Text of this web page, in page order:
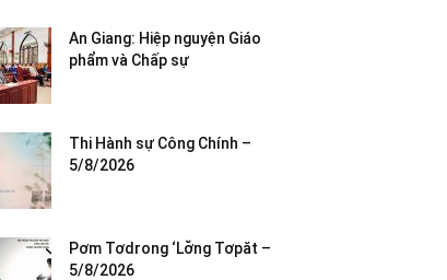
An Giang: Hiệp nguyện Giáo
phẩm và Chấp sự
Thi Hành sự Công Chính –
5/8/2026
Pơm Tơdrong ‘Lơ̆ng Tơpăt –
5/8/2026